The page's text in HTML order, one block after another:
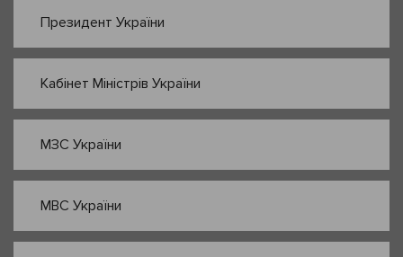
Президент України
Кабінет Міністрів України
МЗС України
МВС України